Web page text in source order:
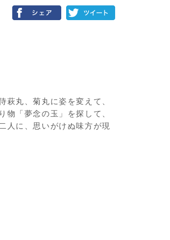
萩丸、菊丸に姿を変えて、
物「夢念の玉」を探して、
人に、思いがけぬ味方が現